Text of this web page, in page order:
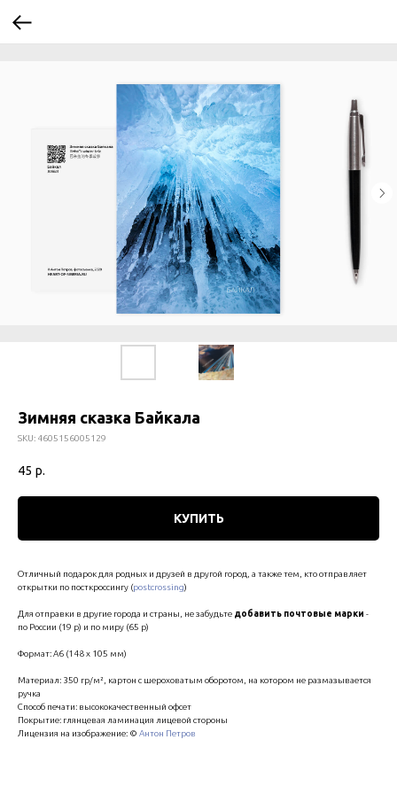
Зимняя сказка Байкала
SKU: 4605156005129
45 р.
КУПИТЬ
Отличный подарок для родных и друзей в другой город, а также тем, кто отправляет
открытки по посткроссингу (postcrossing)
Для отправки в другие города и страны, не забудьте добавить почтовые марки -
по России (19 р) и по миру (65 р)
Формат: А6 (148 х 105 мм)
Материал: 350 гр/м², картон с шероховатым оборотом, на котором не размазывается
ручка
Способ печати: высококачественный офсет
Покрытие: глянцевая ламинация лицевой стороны
Лицензия на изображение: © Антон Петров